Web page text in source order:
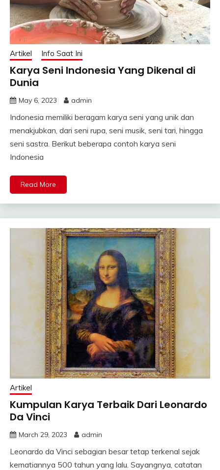
Artikel Info Saat Ini
Karya Seni Indonesia Yang Dikenal di
Dunia
May 6, 2023 admin
Indonesia memiliki beragam karya seni yang unik dan
menakjubkan, dari seni rupa, seni musik, seni tari, hingga
seni sastra. Berikut beberapa contoh karya seni
Indonesia
Read More
Artikel
Kumpulan Karya Terbaik Dari Leonardo
Da Vinci
March 29, 2023 admin
Leonardo da Vinci sebagian besar tetap terkenal sejak
kematiannya 500 tahun yang lalu. Sayangnya, catatan